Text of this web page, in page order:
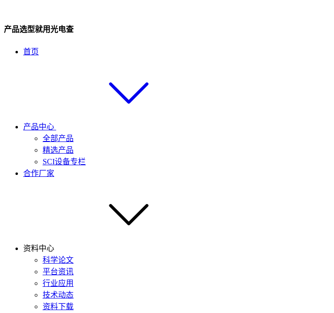
产品选型就用光电查
首页
产品中心
全部产品
精选产品
SCI设备专栏
合作厂家
资料中心
科学论文
平台资讯
行业应用
技术动态
资料下载